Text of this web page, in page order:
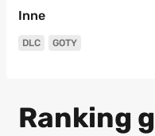
Inne
DLC GOTY
Ranking